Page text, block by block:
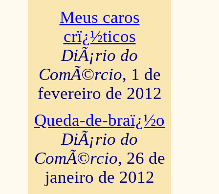
Meus caros
crï¿½ticos
DiÃ¡rio do
ComÃ©rcio, 1 de
fevereiro de 2012
Queda-de-braï¿½o
DiÃ¡rio do
ComÃ©rcio, 26 de
janeiro de 2012